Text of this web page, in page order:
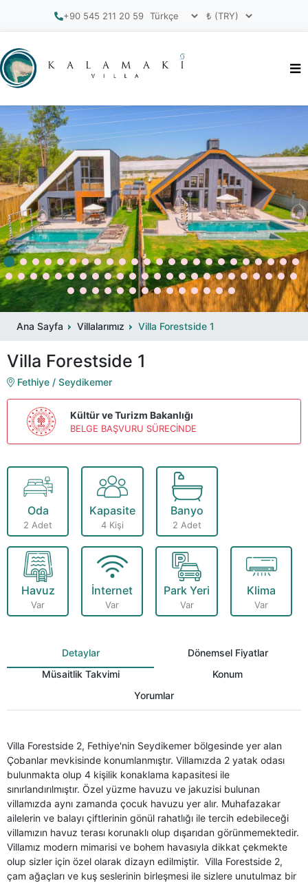
+90 545 211 20 59
Ana Sayfa Villalarımız Villa Forestside 1
Villa Forestside 1
Fethiye / Seydikemer
Kültür ve Turizm Bakanlığı
BELGE BAŞVURU SÜRECİNDE
Oda
2 Adet
Kapasite
4 Kişi
Banyo
2 Adet
Havuz
Var
İnternet
Var
Park Yeri
Var
Klima
Var
Detaylar
Dönemsel Fiyatlar
Müsaitlik Takvimi
Konum
Yorumlar
Villa Forestside 2, Fethiye'nin Seydikemer bölgesinde yer alan
Çobanlar mevkisinde konumlanmıştır. Villamızda 2 yatak odası
bulunmakta olup 4 kişilik konaklama kapasitesi ile
sınırlandırılmıştır. Özel yüzme havuzu ve jakuzisi bulunan
villamızda aynı zamanda çocuk havuzu yer alır. Muhafazakar
ailelerin ve balayı çiftlerinin gönül rahatlığı ile tercih edebileceği
villamızın havuz terası korunaklı olup dışarıdan görünmemektedir.
Villamız modern mimarisi ve bohem havasıyla dikkat çekmekte
olup sizler için özel olarak dizayn edilmiştir. Villa Forestside 2,
çam ağaçları ve kuş seslerinin birleşmesi ile sizlere unutulmaz bir